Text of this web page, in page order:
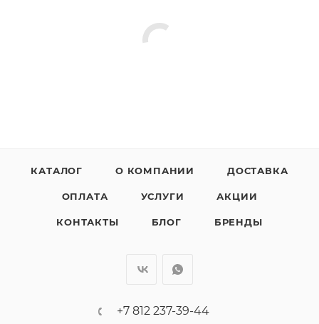
КАТАЛОГ О КОМПАНИИ ДОСТАВКА
ОПЛАТА УСЛУГИ АКЦИИ
КОНТАКТЫ БЛОГ БРЕНДЫ
+7 812 237-39-44